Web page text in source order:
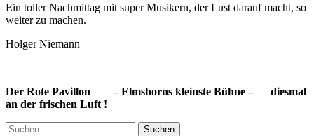
Ein toller Nachmittag mit super Musikern, der Lust darauf macht, so
weiter zu machen.
Holger Niemann
Der Rote Pavillon – Elmshorns kleinste Bühne – diesmal
an der frischen Luft !
Suchen